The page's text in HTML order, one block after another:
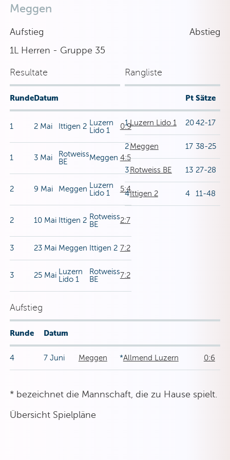
Meggen
Aufstieg
Abstieg
1L Herren - Gruppe 35
Resultate
RundeDatum
1 2 Mai Ittigen 2
Luzern
Lido 1
0:9
1 3 Mai
Rotweiss
BE
Meggen 4:5
2 9 Mai Meggen
Luzern
Lido 1
5:4
2 10 Mai Ittigen 2 Rotweiss
BE
2:7
3 23 Mai Meggen Ittigen 2 7:2
3 25 Mai
Luzern
Lido 1
Rotweiss
BE
7:2
Rangliste
Pt Sätze
1Luzern Lido 1 20 42-17
2 Meggen 17 38-25
3 Rotweiss BE 13 27-28
4Ittigen 2 4 11-48
Aufstieg
Runde Datum
4 7 Juni Meggen *Allmend Luzern 0:6
* bezeichnet die Mannschaft, die zu Hause spielt.
Übersicht Spielpläne